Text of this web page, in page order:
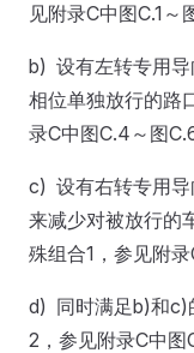
见附录C中图C.1～
b) 设有左转专用
相位单独放行的路
录C中图C.4～图
c) 设有右转专用导
来减少对被放行的
殊组合1，参见附录
d) 同时满足b)和c)
2，参见附录C中图